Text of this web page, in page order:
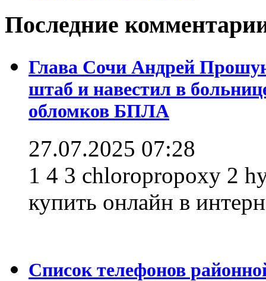
Последние
Глава Сочи Андрей
штаб и навестил в
обломков БПЛА
27.07.2025 07:28
1 4 3 chloropropoxy 2
купить онлайн в
Список телефонов